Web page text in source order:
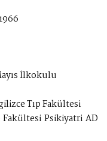
İlkokulu
Tıp Fakültesi
Psikiyatri AD